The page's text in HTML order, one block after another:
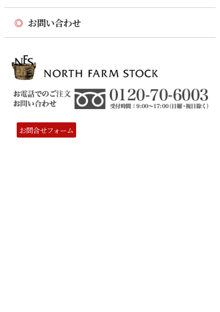
◎ お問い合わせ
お問合せフォーム